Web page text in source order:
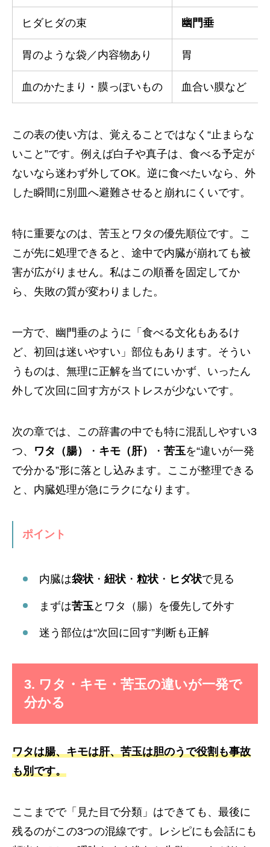
ヒダヒダの束 幽門垂
胃のような袋／内容物あり 胃
血のかたまり・膜っぽいもの 血合い膜など
この表の使い方は、覚えることではなく“止まらな
いこと”です。例えば白子や真子は、食べる予定が
ないなら迷わず外してOK。逆に食べたいなら、外
した瞬間に別皿へ避難させると崩れにくいです。
特に重要なのは、苦玉とワタの優先順位です。こ
こが先に処理できると、途中で内臓が崩れても被
害が広がりません。私はこの順番を固定してか
ら、失敗の質が変わりました。
一方で、幽門垂のように「食べる文化もあるけ
ど、初回は迷いやすい」部位もあります。そうい
うものは、無理に正解を当てにいかず、いったん
外して次回に回す方がストレスが少ないです。
次の章では、この辞書の中でも特に混乱しやすい3
つ、 ワタ（腸） ・ キモ（肝） ・ 苦玉を“違いが一発
で分かる”形に落とし込みます。ここが整理できる
と、内臓処理が急にラクになります。
ポイント
内臓は袋状 ・ 紐状 ・ 粒状 ・ ヒダ状で見る
まずは苦玉 とワタ（腸）を優先して外す
迷う部位は“次回に回す”判断も正解
3. ワタ・キモ・苦玉の違いが一発で
分かる
ワタは腸、キモは肝、苦玉は胆のうで役割も事故
も別です。
ここまでで「見た目で分類」はできても、最後に
残るのがこの3つの混線です。レシピにも会話にも